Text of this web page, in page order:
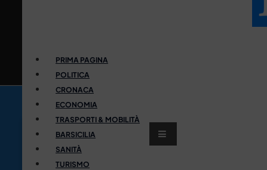
PRIMA PAGINA
POLITICA
CRONACA
ECONOMIA
TRASPORTI & MOBILITÀ
BARSICILIA
SANITÀ
TURISMO